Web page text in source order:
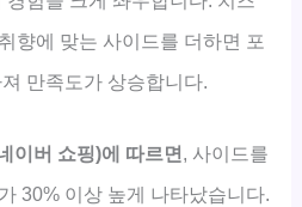
향에 맞는 사이드를 더하면 포
만족도가 상승합니다.
이버 쇼핑)에 따르면, 사이드를
30% 이상 높게 나타났습니다.